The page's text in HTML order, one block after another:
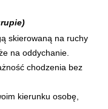
skierowaną na ruchy
na oddychanie.
chodzenia bez
kierunku osobę,